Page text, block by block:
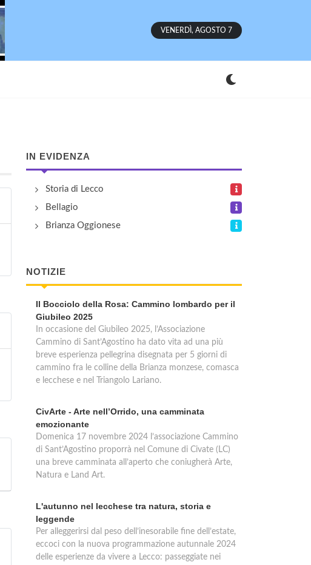
VENERDÌ, AGOSTO 7
IN EVIDENZA
Storia di Lecco
Bellagio
Brianza Oggionese
NOTIZIE
Il Bocciolo della Rosa: Cammino lombardo per il
Giubileo 2025
In occasione del Giubileo 2025, l’Associazione
Cammino di Sant’Agostino ha dato vita ad una più
breve esperienza pellegrina disegnata per 5 giorni di
cammino fra le colline della Brianza monzese, comasca
e lecchese e nel Triangolo Lariano.
CivArte - Arte nell’Orrido, una camminata
emozionante
Domenica 17 novembre 2024 l’associazione Cammino
di Sant’Agostino proporrà nel Comune di Civate (LC)
una breve camminata all’aperto che coniugherà Arte,
Natura e Land Art.
L'autunno nel lecchese tra natura, storia e
leggende
Per alleggerirsi dal peso dell’inesorabile fine dell’estate,
eccoci con la nuova programmazione autunnale 2024
delle esperienze da vivere a Lecco: passeggiate nei